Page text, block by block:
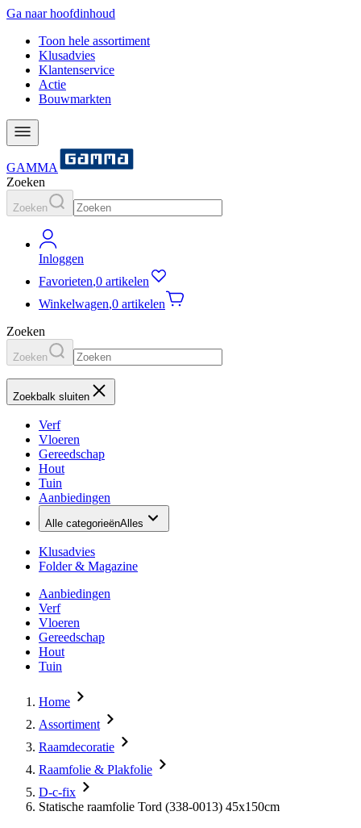
Ga naar hoofdinhoud
Toon hele assortiment
Klusadvies
Klantenservice
Actie
Bouwmarkten
GAMMA
Zoeken
Zoeken
Inloggen
Favorieten,0 artikelen
Winkelwagen,0 artikelen
Zoeken
Zoeken
Zoekbalk sluiten
Verf
Vloeren
Gereedschap
Hout
Tuin
Aanbiedingen
Alle categorieënAlles
Klusadvies
Folder & Magazine
Aanbiedingen
Verf
Vloeren
Gereedschap
Hout
Tuin
Home
Assortiment
Raamdecoratie
Raamfolie & Plakfolie
D-c-fix
Statische raamfolie Tord (338-0013) 45x150cm